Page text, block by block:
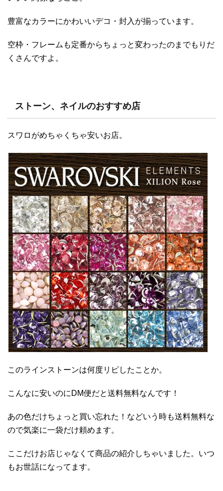
豊富なカラーにかわいいデコ・封入が揃っています。
空枠・フレームも定番からちょっと変わったのまでもりだ
くさんですよ。
ストーン、ネイルのおすすめ店
スワロがめちゃくちゃ安いお店。
このラインストーンは何度リピしたことか。
こんなに安いのにDM便だと送料無料なんです！
あの色だけちょっと買い忘れた！などいう時も送料無料な
ので気楽に一袋だけ頼めます。
ここだけお店じゃなくて商品の紹介しちゃいました。いつ
もお世話になってます。